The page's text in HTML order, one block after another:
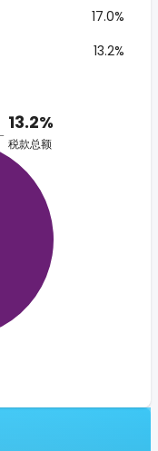
17.0%
13.2%
13.2%
税款总额